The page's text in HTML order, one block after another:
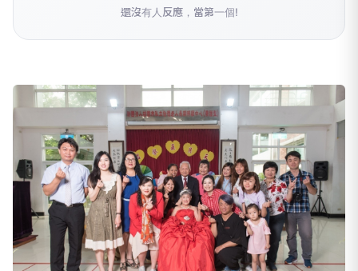
還沒有人反應，當第一個!